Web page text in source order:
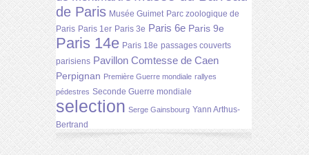
de Paris Musée Guimet Parc zoologique de
Paris Paris 1er Paris 3e Paris 6e Paris 9e
Paris 14e Paris 18e passages couverts
parisiens Pavillon Comtesse de Caen
Perpignan Première Guerre mondiale rallyes
pédestres Seconde Guerre mondiale
selection Serge Gainsbourg Yann Arthus-
Bertrand